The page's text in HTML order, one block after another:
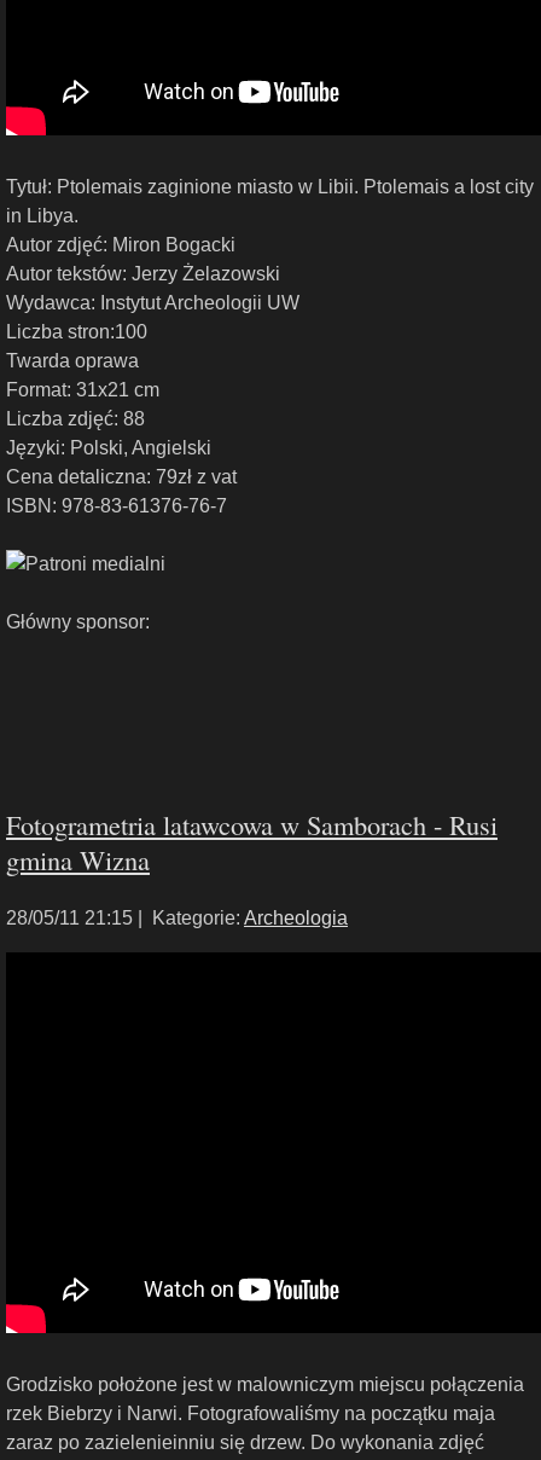
Tytuł: Ptolemais zaginione miasto w Libii. Ptolemais a lost city
in Libya.
Autor zdjęć: Miron Bogacki
Autor tekstów: Jerzy Żelazowski
Wydawca: Instytut Archeologii UW
Liczba stron:100
Twarda oprawa
Format: 31x21 cm
Liczba zdjęć: 88
Języki: Polski, Angielski
Cena detaliczna: 79zł z vat
ISBN: 978-83-61376-76-7
Główny sponsor:
Fotogrametria latawcowa w Samborach - Rusi
gmina Wizna
28/05/11 21:15 | Kategorie: Archeologia
Grodzisko położone jest w malowniczym miejscu połączenia
rzek Biebrzy i Narwi. Fotografowaliśmy na początku maja
zaraz po zazielenieinniu się drzew. Do wykonania zdjęć